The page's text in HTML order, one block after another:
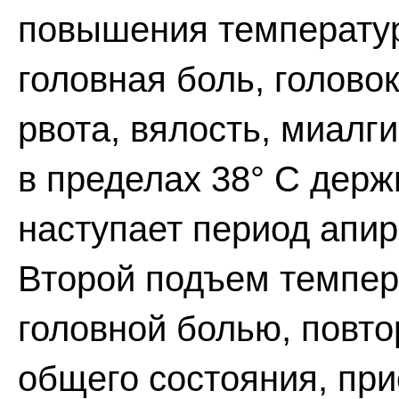
повышения
головная боль,
рвота, вялость,
в пределах 38° С
наступает период
Второй подъем
головной болью,
общего состояния,